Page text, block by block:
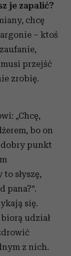
je zapalić?
chcę
– ktoś
przejść
zrobię.
„Chcę,
bo on
dobry punkt
słyszę,
pana?”.
się.
udział
z nich.